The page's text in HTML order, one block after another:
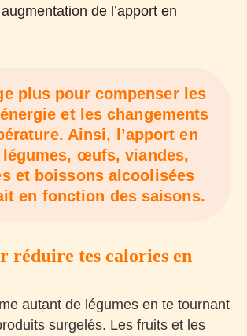
de l’apport en
plus pour compenser les
et les changements
Ainsi, l’apport en
œufs, viandes,
et boissons alcoolisées
en fonction des saisons.
réduire tes calories en
autant de légumes en te tournant
surgelés. Les fruits et les